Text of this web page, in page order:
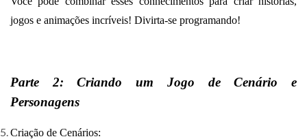
jogos e animações incríveis! Divirta-se programando!
Parte 2: Criando um Jogo de Cenário e
Personagens
Criação de Cenários: